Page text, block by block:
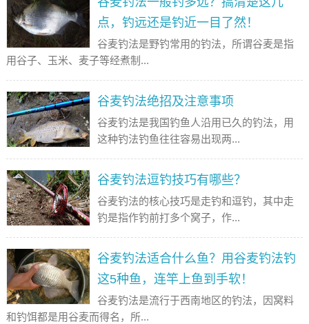
点，钓远还是钓近一目了然！
谷麦钓法是野钓常用的钓法，所谓谷麦是指
用谷子、玉米、麦子等经煮制...
谷麦钓法绝招及注意事项
谷麦钓法是我国钓鱼人沿用已久的钓法，用
这种钓法钓鱼往往容易出现两...
谷麦钓法逗钓技巧有哪些？
谷麦钓法的核心技巧是走钓和逗钓，其中走
钓是指作钓前打多个窝子，作...
谷麦钓法适合什么鱼？用谷麦钓法钓
这5种鱼，连竿上鱼到手软！
谷麦钓法是流行于西南地区的钓法，因窝料
和钓饵都是用谷麦而得名，所...